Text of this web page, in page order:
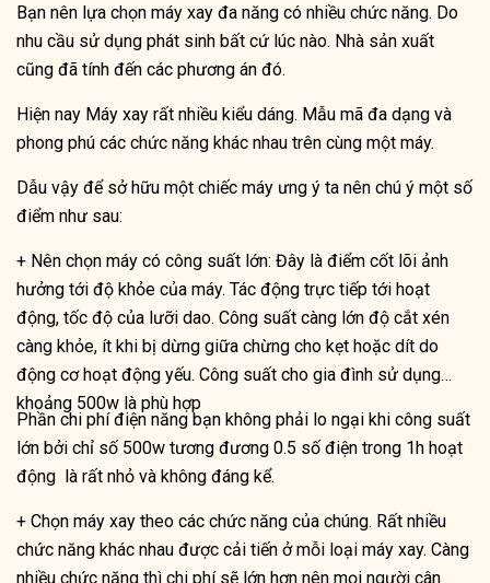
Bạn nên lựa chọn máy xay đa năng có nhiều chức năng. Do
nhu cầu sử dụng phát sinh bất cứ lúc nào. Nhà sản xuất
cũng đã tính đến các phương án đó.
Hiện nay Máy xay rất nhiều kiểu dáng. Mẫu mã đa dạng và
phong phú các chức năng khác nhau trên cùng một máy.
Dẫu vậy để sở hữu một chiếc máy ưng ý ta nên chú ý một số
điểm như sau:
+ Nên chọn máy có công suất lớn: Đây là điểm cốt lõi ảnh
hưởng tới độ khỏe của máy. Tác động trực tiếp tới hoạt
động, tốc độ của lưỡi dao. Công suất càng lớn độ cắt xén
càng khỏe, ít khi bị dừng giữa chừng cho kẹt hoặc dít do
động cơ hoạt động yếu. Công suất cho gia đình sử dụng
khoảng 500w là phù hợp
Phần chi phí điện năng bạn không phải lo ngại khi công suất
lớn bởi chỉ số 500w tương đương 0.5 số điện trong 1h hoạt
động là rất nhỏ và không đáng kể.
+ Chọn máy xay theo các chức năng của chúng. Rất nhiều
chức năng khác nhau được cải tiến ở mỗi loại máy xay. Càng
nhiều chức năng thì chi phí sẽ lớn hơn nên mọi người cân